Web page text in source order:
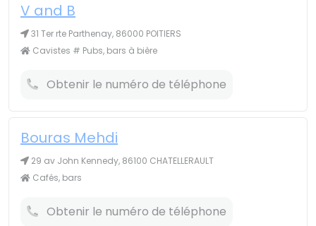
V and B
31 Ter rte Parthenay, 86000 POITIERS
Cavistes # Pubs, bars à bière
Obtenir le numéro de téléphone
Bouras Mehdi
29 av John Kennedy, 86100 CHATELLERAULT
Cafés, bars
Obtenir le numéro de téléphone